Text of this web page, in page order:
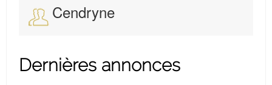
Cendryne
Dernières annonces